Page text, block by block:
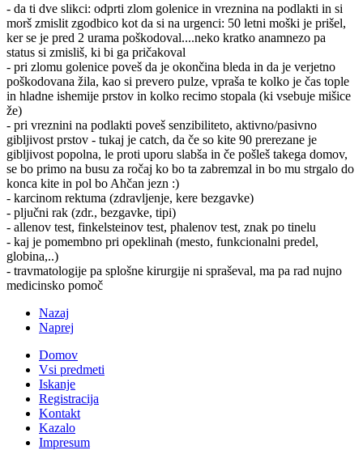
- da ti dve slikci: odprti zlom golenice in vreznina na podlakti in si
morš zmislit zgodbico kot da si na urgenci: 50 letni moški je prišel,
ker se je pred 2 urama poškodoval....neko kratko anamnezo pa
status si zmisliš, ki bi ga pričakoval
- pri zlomu golenice poveš da je okončina bleda in da je verjetno
poškodovana žila, kao si prevero pulze, vpraša te kolko je čas tople
in hladne ishemije prstov in kolko recimo stopala (ki vsebuje mišice
že)
- pri vreznini na podlakti poveš senzibiliteto, aktivno/pasivno
gibljivost prstov - tukaj je catch, da če so kite 90 prerezane je
gibljivost popolna, le proti uporu slabša in če pošleš takega domov,
se bo primo na busu za ročaj ko bo ta zabremzal in bo mu strgalo do
konca kite in pol bo Ahčan jezn :)
- karcinom rektuma (zdravljenje, kere bezgavke)
- pljučni rak (zdr., bezgavke, tipi)
- allenov test, finkelsteinov test, phalenov test, znak po tinelu
- kaj je pomembno pri opeklinah (mesto, funkcionalni predel,
globina,..)
- travmatologije pa splošne kirurgije ni spraševal, ma pa rad nujno
medicinsko pomoč
Nazaj
Naprej
Domov
Vsi predmeti
Iskanje
Registracija
Kontakt
Kazalo
Impresum